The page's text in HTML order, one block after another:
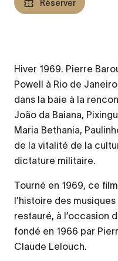
Réserver
Hiver 1969. Pierre
Powell à Rio de
dans la baie à la
João da Baiana,
Maria Bethania,
de la vitalité de la
dictature militaire.
Tourné en 1969, ce
l’histoire des
restauré, à l’occasion
fondé en 1966 par
Claude Lelouch.